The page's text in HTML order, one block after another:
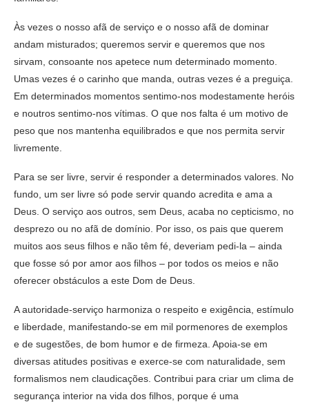
Às vezes o nosso afã de serviço e o nosso afã de dominar
andam misturados; queremos servir e queremos que nos
sirvam, consoante nos apetece num determinado momento.
Umas vezes é o carinho que manda, outras vezes é a preguiça.
Em determinados momentos sentimo-nos modestamente heróis
e noutros sentimo-nos vítimas. O que nos falta é um motivo de
peso que nos mantenha equilibrados e que nos permita servir
livremente.
Para se ser livre, servir é responder a determinados valores. No
fundo, um ser livre só pode servir quando acredita e ama a
Deus. O serviço aos outros, sem Deus, acaba no cepticismo, no
desprezo ou no afã de domínio. Por isso, os pais que querem
muitos aos seus filhos e não têm fé, deveriam pedi-la – ainda
que fosse só por amor aos filhos – por todos os meios e não
oferecer obstáculos a este Dom de Deus.
A autoridade-serviço harmoniza o respeito e exigência, estímulo
e liberdade, manifestando-se em mil pormenores de exemplos
e de sugestões, de bom humor e de firmeza. Apoia-se em
diversas atitudes positivas e exerce-se com naturalidade, sem
formalismos nem claudicações. Contribui para criar um clima de
segurança interior na vida dos filhos, porque é uma